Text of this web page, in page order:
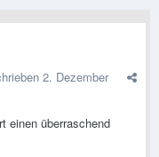
2. Dezember
einen überraschend